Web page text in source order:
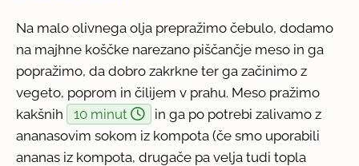
Na malo olivnega olja prepražimo čebulo, dodamo
na majhne koščke narezano piščančje meso in ga
popražimo, da dobro zakrkne ter ga začinimo z
vegeto, poprom in čilijem v prahu. Meso pražimo
kakšnih
10 minut
in ga po potrebi zalivamo z
ananasovim sokom iz kompota (če smo uporabili
ananas iz kompota, drugače pa velja tudi topla